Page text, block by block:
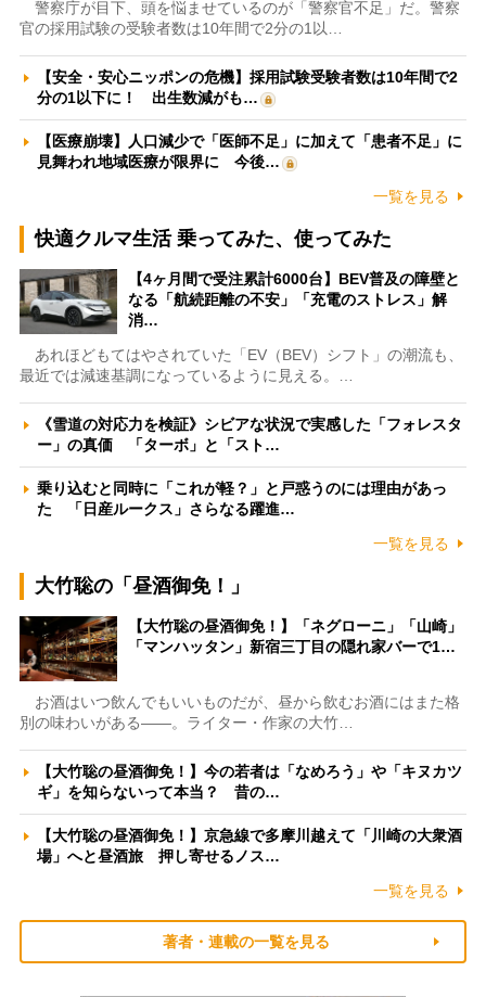
警察庁が目下、頭を悩ませているのが「警察官不足」だ。警察
官の採用試験の受験者数は10年間で2分の1以…
【安全・安心ニッポンの危機】採用試験受験者数は10年間で2
分の1以下に！ 出生数減がも…
【医療崩壊】人口減少で「医師不足」に加えて「患者不足」に
見舞われ地域医療が限界に 今後…
一覧を見る
快適クルマ生活 乗ってみた、使ってみた
【4ヶ月間で受注累計6000台】BEV普及の障壁と
なる「航続距離の不安」「充電のストレス」解
消…
あれほどもてはやされていた「EV（BEV）シフト」の潮流も、
最近では減速基調になっているように見える。…
《雪道の対応力を検証》シビアな状況で実感した「フォレスタ
ー」の真価 「ターボ」と「スト…
乗り込むと同時に「これが軽？」と戸惑うのには理由があっ
た 「日産ルークス」さらなる躍進…
一覧を見る
大竹聡の「昼酒御免！」
【大竹聡の昼酒御免！】「ネグローニ」「山崎」
「マンハッタン」新宿三丁目の隠れ家バーで1…
お酒はいつ飲んでもいいものだが、昼から飲むお酒にはまた格
別の味わいがある――。ライター・作家の大竹…
【大竹聡の昼酒御免！】今の若者は「なめろう」や「キヌカツ
ギ」を知らないって本当？ 昔の…
【大竹聡の昼酒御免！】京急線で多摩川越えて「川崎の大衆酒
場」へと昼酒旅 押し寄せるノス…
一覧を見る
著者・連載の一覧を見る